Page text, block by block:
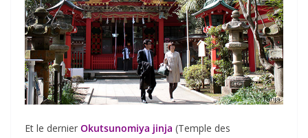
Et le dernier Okutsunomiya jinja (Temple des